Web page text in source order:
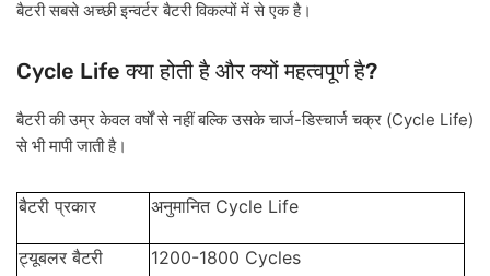
बैटरी सबसे अच्छी इन्वर्टर बैटरी विकल्पों में से एक है।
Cycle Lifeक्या होती है और क्यों महत्वपूर्ण है?
बैटरी की उम्र केवल वर्षों से नहीं बल्कि उसके चार्ज-डिस्चार्ज चक्र (Cycle Life)
से भी मापी जाती है।
बैटरी प्रकार अनुमानितCycle Life
ट्यूबलर बैटरी 1200-1800 Cycles